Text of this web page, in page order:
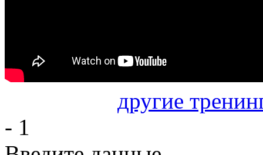
другие
- 1